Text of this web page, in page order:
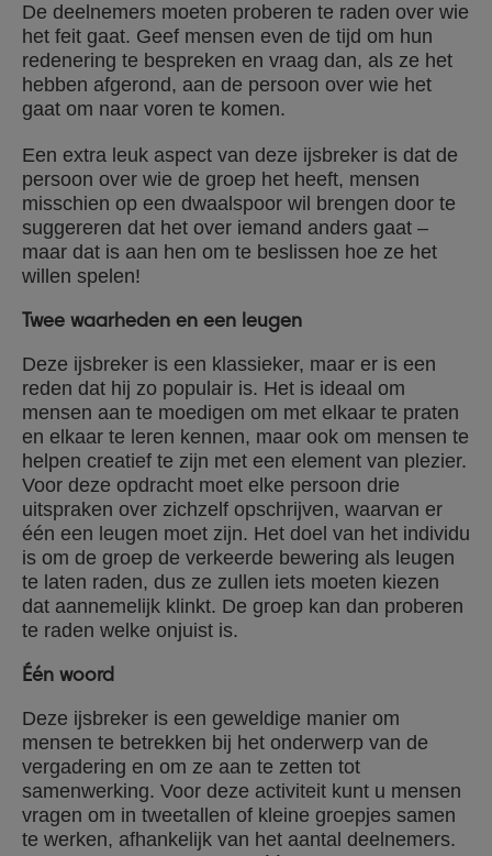
De deelnemers moeten proberen te raden over wie
het feit gaat. Geef mensen even de tijd om hun
redenering te bespreken en vraag dan, als ze het
hebben afgerond, aan de persoon over wie het
gaat om naar voren te komen.
Een extra leuk aspect van deze ijsbreker is dat de
persoon over wie de groep het heeft, mensen
misschien op een dwaalspoor wil brengen door te
suggereren dat het over iemand anders gaat –
maar dat is aan hen om te beslissen hoe ze het
willen spelen!
Twee waarheden en een leugen
Deze ijsbreker is een klassieker, maar er is een
reden dat hij zo populair is. Het is ideaal om
mensen aan te moedigen om met elkaar te praten
en elkaar te leren kennen, maar ook om mensen te
helpen creatief te zijn met een element van plezier.
Voor deze opdracht moet elke persoon drie
uitspraken over zichzelf opschrijven, waarvan er
één een leugen moet zijn. Het doel van het individu
is om de groep de verkeerde bewering als leugen
te laten raden, dus ze zullen iets moeten kiezen
dat aannemelijk klinkt. De groep kan dan proberen
te raden welke onjuist is.
Één woord
Deze ijsbreker is een geweldige manier om
mensen te betrekken bij het onderwerp van de
vergadering en om ze aan te zetten tot
samenwerking. Voor deze activiteit kunt u mensen
vragen om in tweetallen of kleine groepjes samen
te werken, afhankelijk van het aantal deelnemers.